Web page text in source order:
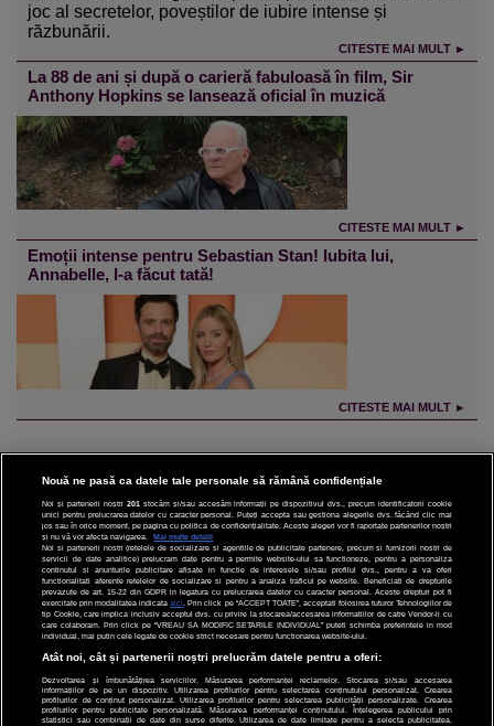
joc al secretelor, poveștilor de iubire intense și
răzbunării.
CITESTE MAI MULT ►
La 88 de ani și după o carieră fabuloasă în film, Sir
Anthony Hopkins se lansează oficial în muzică
CITESTE MAI MULT ►
Emoții intense pentru Sebastian Stan! Iubita lui,
Annabelle, l-a făcut tată!
CITESTE MAI MULT ►
CINEMA
DIVERTISMENT
STIRI
TEHNOLOGIE
SPORT
JOBURI PRO
Nouă ne pasă ca datele tale personale să rămână confidențiale
Noi și partenerii noștri 201 stocăm și/sau accesăm informații pe dispozitivul dvs., precum identificatorii cookie
unici pentru prelucrarea datelor cu caracter personal. Puteți accepta sau gestiona alegerile dvs. făcând clic mai
jos sau în orice moment, pe pagina cu politica de confidențialitate. Aceste alegeri vor fi raportate partenerilor noștri
și nu vă vor afecta navigarea.
Mai multe detalii
Noi si partenerii nostri (retelele de socializare si agentiile de publicitate partenere, precum si furnizorii nostri de
servicii de date analitice) prelucram date pentru a permite website-ului sa functioneze, pentru a personaliza
continutul si anunturile publicitare afisate in functie de interesele si/sau profilul dvs., pentru a va oferi
functionalitati aferente retelelor de socializare si pentru a analiza traficul pe website. Beneficiati de drepturile
prevazute de art. 15-22 din GDPR in legatura cu prelucrarea datelor cu caracter personal. Aceste drepturi pot fi
exercitate prin modalitatea indicataaici . Prin click pe “ACCEPT TOATE”, acceptati folosirea tuturor Tehnologiilor de
tip Cookie, care implica inclusiv acceptul dvs. cu privire la stocarea/accesarea informatiilor de catre Vendor-ii cu
care colaboram. Prin click pe “VREAU SA MODIFIC SETARILE INDIVIDUAL” puteti schimba preferintele in mod
individual, mai putin cele legate de cookie strict necesare pentru functionarea website-ului.
Atât noi, cât și partenerii noștri prelucrăm datele pentru a oferi:
Dezvoltarea și îmbunătățirea serviciilor. Măsurarea performanței reclamelor. Stocarea și/sau accesarea
informațiilor de pe un dispozitiv. Utilizarea profilurilor pentru selectarea conținutului personalizat. Crearea
profilurilor de conținut personalizat. Utilizarea profilurilor pentru selectarea publicității personalizate. Crearea
profilurilor pentru publicitate personalizată. Măsurarea performanței conținutului. Înțelegerea publicului prin
statistici sau combinații de date din surse diferite. Utilizarea de date limitate pentru a selecta publicitatea.